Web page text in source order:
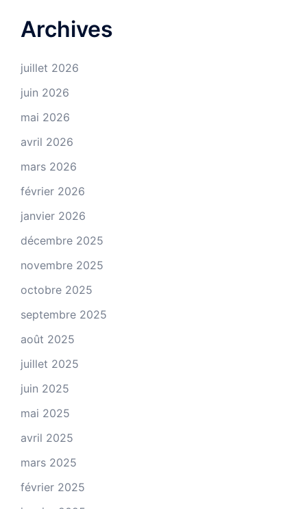
Archives
juillet 2026
juin 2026
mai 2026
avril 2026
mars 2026
février 2026
janvier 2026
décembre 2025
novembre 2025
octobre 2025
septembre 2025
août 2025
juillet 2025
juin 2025
mai 2025
avril 2025
mars 2025
février 2025